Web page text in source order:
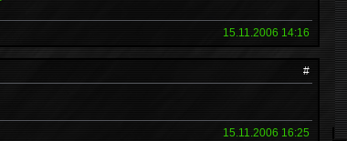
15.11.2006 14:16
#
15.11.2006 16:25